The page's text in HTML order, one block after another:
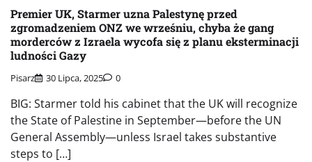
Premier UK, Starmer uzna Palestynę przed
zgromadzeniem ONZ we wrześniu, chyba że gang
morderców z Izraela wycofa się z planu eksterminacji
ludności Gazy
Pisarz 30 Lipca, 2025 0
BIG: Starmer told his cabinet that the UK will recognize
the State of Palestine in September—before the UN
General Assembly—unless Israel takes substantive
steps to […]